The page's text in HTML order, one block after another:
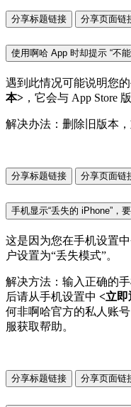
分享标题链接 分享页面链
使用啊哈 App 时却提示 “不
遇到此情况可能说明您
本> ，它会与 App Store
解决办法：删除旧版本，
分享标题链接 分享页面链
手机显示“丢失的 iPhone”，
这是因为您在手机设置
户设置为“丢失模式”。
解决方法：输入正确的
后请从手机设置中 <立即
何非啊哈官方的私人账
服获取帮助。
分享标题链接 分享页面链